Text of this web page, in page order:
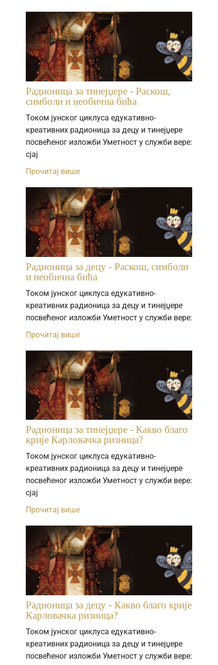
Радионица за тинејџере - Раскош,
симболи и необична бића
Током јунског циклуса едукативно-
креативних радионица за децу и тинејџере
посвећеног изложби Уметност у служби вере:
сјај
Прочитај више
Радионица за децу - Раскош, симболи
и необична бића
Током јунског циклуса едукативно-
креативних радионица за децу и тинејџере
посвећеног изложби Уметност у служби вере:
Прочитај више
Радионица за тинејџере - Какво благо
крије Карловачка ризница?
Током јунског циклуса едукативно-
креативних радионица за децу и тинејџере
посвећеног изложби Уметност у служби вере:
сјај
Прочитај више
Радионица за децу - Какво благо крије
Карловачка ризница?
Током јунског циклуса едукативно-
креативних радионица за децу и тинејџере
посвећеног изложби Уметност у служби вере: